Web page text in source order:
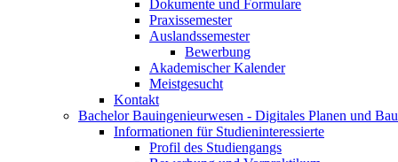
Dokumente und Formulare
Praxissemester
Auslandssemester
Bewerbung
Akademischer Kalender
Meistgesucht
Kontakt
Bachelor Bauingenieurwesen - Digitales Planen und
Informationen für Studieninteressierte
Profil des Studiengangs